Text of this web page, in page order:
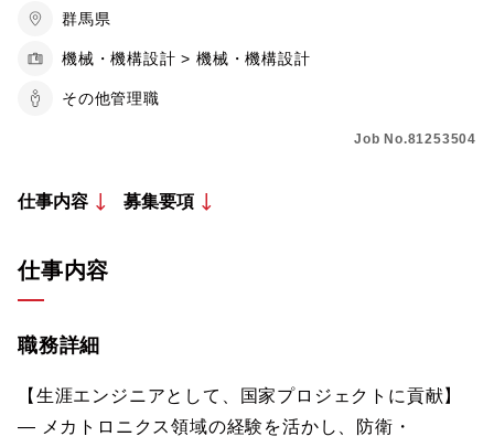
群馬県
機械・機構設計 > 機械・機構設計
その他管理職
Job No.81253504
仕事内容 募集要項
仕事内容
職務詳細
【生涯エンジニアとして、国家プロジェクトに貢献】
― メカトロニクス領域の経験を活かし、防衛・